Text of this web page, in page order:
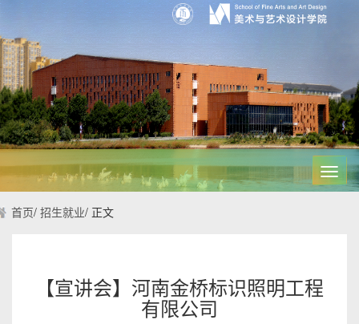
首页/ 招生就业/ 正文
【宣讲会】河南金桥标识照明工程
有限公司